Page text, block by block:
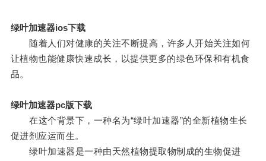
绿叶加速器ios下载
随着人们对健康的关注不断提高，许多人开始关注如何
让植物也能健康快速成长，以提供更多的绿色环保和有机食
品。
绿叶加速器pc版下载
在这个背景下，一种名为“绿叶加速器”的全新植物生长
促进剂应运而生。
绿叶加速器是一种由天然植物提取物制成的生物促进